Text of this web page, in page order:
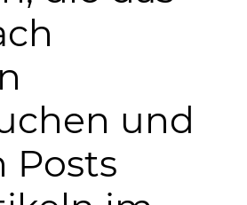
und
Posts